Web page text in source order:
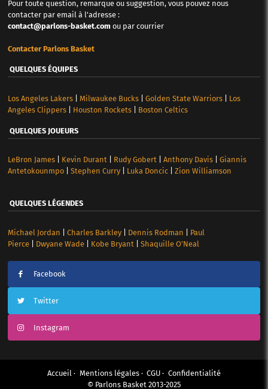
Pour toute question, remarque ou suggestion, vous pouvez nous
contacter par email à l'adresse :
contact@parlons-basket.com ou par courrier
Contacter Parlons Basket
QUELQUES ÉQUIPES
Los Angeles Lakers| Milwaukee Bucks| Golden State Warriors| Los
Angeles Clippers| Houston Rockets| Boston Celtics
QUELQUES JOUEURS
LeBron James| Kevin Durant| Rudy Gobert| Anthony Davis| Giannis
Antetokounmpo| Stephen Curry| Luka Doncic| Zion Williamson
QUELQUES LÉGENDES
Michael Jordan Charles Barkley| Dennis Rodman
Paul
Pierce| Dwyane Wade| Kobe Bryant Shaquille O’Neal
Facebook
Twitter
Instagram
Accueil Mentions légales CGU
Confidentialité
© Parlons Basket 2013-2025